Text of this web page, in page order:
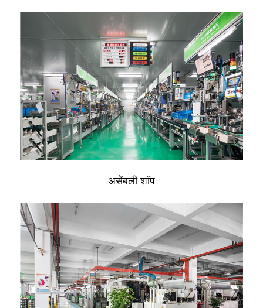
असेंबली शॉप